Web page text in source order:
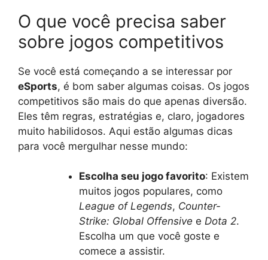
O que você precisa saber
sobre jogos competitivos
Se você está começando a se interessar por
eSports, é bom saber algumas coisas. Os jogos
competitivos são mais do que apenas diversão.
Eles têm regras, estratégias e, claro, jogadores
muito habilidosos. Aqui estão algumas dicas
para você mergulhar nesse mundo:
Escolha seu jogo favorito: Existem
muitos jogos populares, como
League of Legends, Counter-
Strike: Global Offensive e Dota 2.
Escolha um que você goste e
comece a assistir.